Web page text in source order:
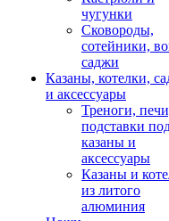
чугунки
Сковороды,
сотейники,
саджи
Казаны, котелки,
и аксессуары
Треноги,
подставки
казаны и
аксессуары
Казаны и
из литого
алюминия